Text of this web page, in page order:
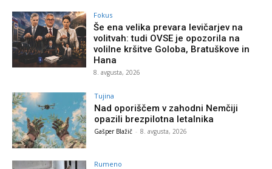
Fokus
Še ena velika prevara levičarjev na
volitvah: tudi OVSE je opozorila na
volilne kršitve Goloba, Bratuškove in
Hana
8. avgusta, 2026
Tujina
Nad oporiščem v zahodni Nemčiji
opazili brezpilotna letalnika
Gašper Blažič - 8. avgusta, 2026
Rumeno